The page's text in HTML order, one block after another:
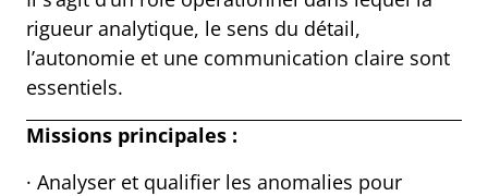
rigueur analytique, le sens du détail,
l’autonomie et une communication claire sont
essentiels.
Missions principales :
· Analyser et qualifier les anomalies pour